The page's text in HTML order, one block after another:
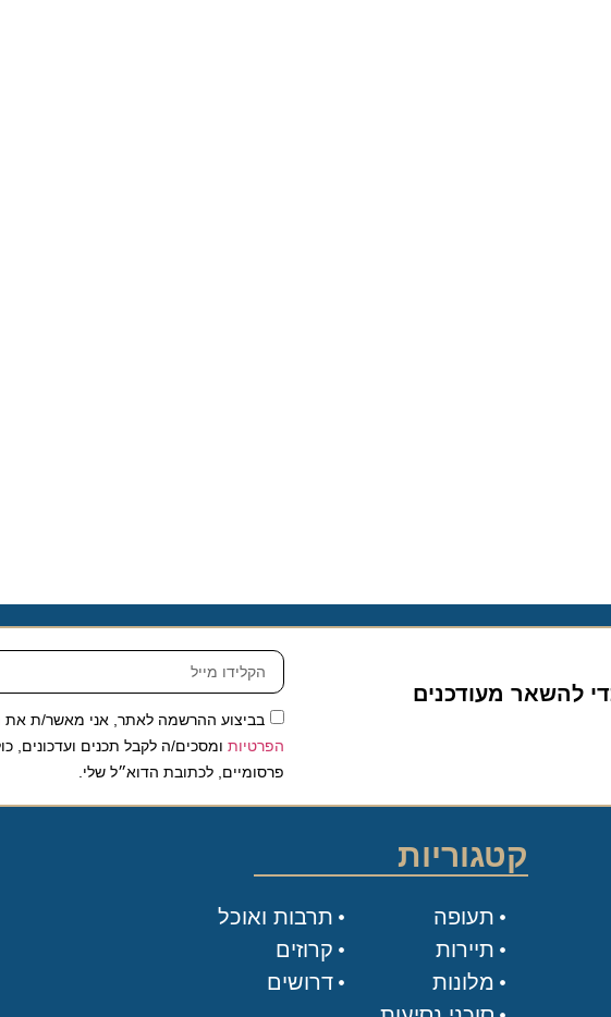
להשאר מעודכנים
בביצוע ההרשמה לאתר, אני מאשר/ת את
הפרטיותומסכים/ה לקבל תכנים ועדכונים, כולל
פרסומיים, לכתובת הדוא״ל שלי.
קטגוריות
תעופה
תיירות
מלונות
תרבות ואוכל
קרוזים
דרושים